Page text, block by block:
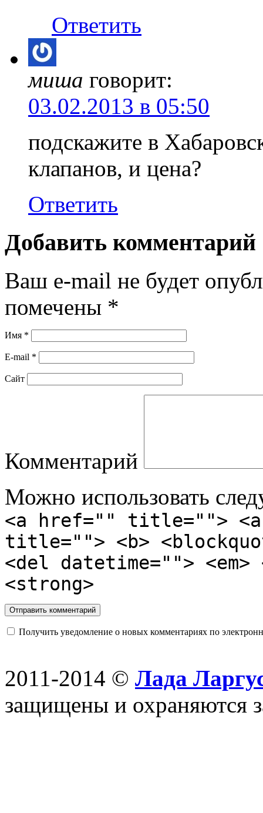
Ответить
миша говорит:
03.02.2013 в 05:50
подскажите в
клапанов, и цена?
Ответить
Добавить комментарий
Ваш e-mail не будет
помечены *
Имя *
E-mail *
Сайт
Комментарий
Можно использовать
<a href="" title="">
title=""> <b>
<del datetime="">
<strong>
Получить уведомление о новых комментариях по
2011-2014 © Лада
защищены и охраняются